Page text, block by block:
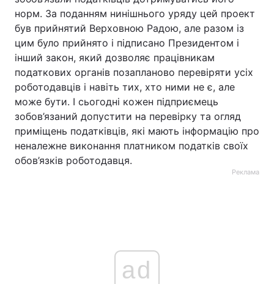
норм. За поданням нинішнього уряду цей проект
був прийнятий Верховною Радою, але разом із
цим було прийнято і підписано Президентом і
інший закон, який дозволяє працівникам
податкових органів позапланово перевіряти усіх
роботодавців і навіть тих, хто ними не є, але
може бути. І сьогодні кожен підприємець
зобов’язаний допустити на перевірку та огляд
приміщень податківців, які мають інформацію про
неналежне виконання платником податків своїх
обов’язків роботодавця.
Реклама
ad